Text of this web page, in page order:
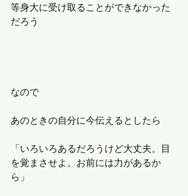
等身大に受け取ることができなかった
だろう
なので
あのときの自分に今伝えるとしたら
「いろいろあるだろうけど大丈夫。目
を覚まさせよ。お前には力があるか
ら」